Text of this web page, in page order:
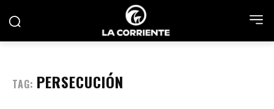
TAG: PERSECUCIÓN